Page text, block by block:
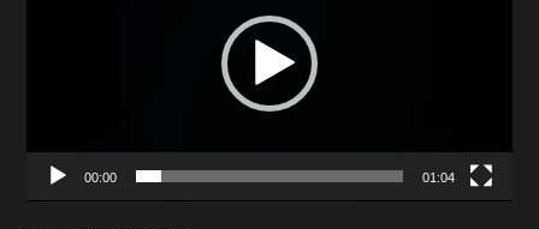
00:00 01:04